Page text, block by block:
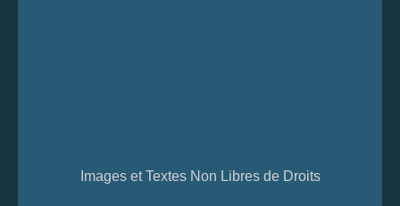
Images et Textes Non Libres de Droits